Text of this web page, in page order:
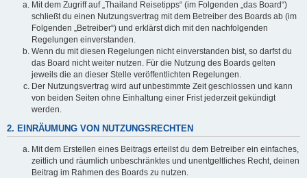
Mit dem Zugriff auf „Thailand Reisetipps“ (im Folgenden „das Board“)
schließt du einen Nutzungsvertrag mit dem Betreiber des Boards ab (im
Folgenden „Betreiber“) und erklärst dich mit den nachfolgenden
Regelungen einverstanden.
Wenn du mit diesen Regelungen nicht einverstanden bist, so darfst du
das Board nicht weiter nutzen. Für die Nutzung des Boards gelten
jeweils die an dieser Stelle veröffentlichten Regelungen.
Der Nutzungsvertrag wird auf unbestimmte Zeit geschlossen und kann
von beiden Seiten ohne Einhaltung einer Frist jederzeit gekündigt
werden.
2. EINRÄUMUNG VON NUTZUNGSRECHTEN
Mit dem Erstellen eines Beitrags erteilst du dem Betreiber ein einfaches,
zeitlich und räumlich unbeschränktes und unentgeltliches Recht, deinen
Beitrag im Rahmen des Boards zu nutzen.